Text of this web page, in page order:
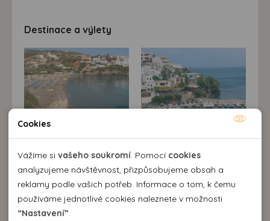
Destinace a výlety
Popis destinace
Menší, velmi působivé letoviskoKréty( Řecko) se stává
stále oblíbenějším prázdninovým střediskem žijícím
svým zvláštním poklidným životem. Je zde několik
Cookies
Vážíme si vašeho soukromí. Pomocí cookies
analyzujeme návštěvnost, přizpůsobujeme obsah a
reklamy podle vašich potřeb. Informace o tom, k čemu
používáme jednotlivé cookies naleznete v možnosti
“Nastavení”.
Nutné cookies pomáhají, aby byla webová stránka
použitelná tak, že umožní základní funkce jako navigace
stránky a přístup k zabezpečeným sekcím webové stránky.
Webová stránka nemůže správně fungovat bez těchto
cookies.